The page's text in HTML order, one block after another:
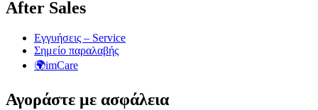
After Sales
Εγγυήσεις – Service
Σημείο παραλαβής
🌍imCare
Αγοράστε με ασφάλεια